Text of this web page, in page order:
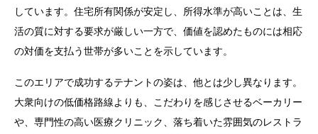
しています。住宅所有関係が安定し、所得水準が高いことは、生
活の質に対する要求が厳しい一方で、価値を認めたものには相応
の対価を支払う世帯が多いことを示しています。
このエリアで成功するテナントの姿は、他とは少し異なります。
大衆向けの低価格路線よりも、こだわりを感じさせるベーカリー
や、専門性の高い医療クリニック、落ち着いた雰囲気のレストラ